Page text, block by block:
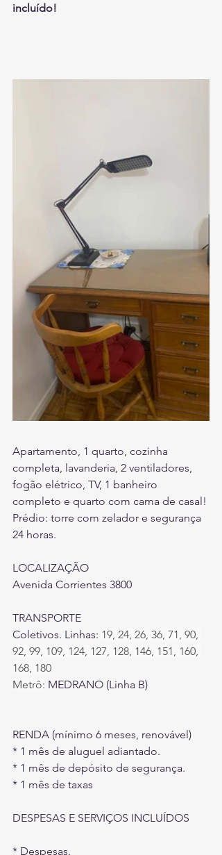
incluído!
Apartamento, 1 quarto, cozinha
completa, lavanderia, 2 ventiladores,
fogão elétrico, TV, 1 banheiro
completo e quarto com cama de casal!
Prédio: torre com zelador e segurança
24 horas.
LOCALIZAÇÃO
Avenida Corrientes 3800
TRANSPORTE
Coletivos. Linhas: 19, 24, 26, 36, 71, 90,
92, 99, 109, 124, 127, 128, 146, 151, 160,
168, 180
Metrô: MEDRANO (Linha B)
RENDA (mínimo 6 meses, renovável)
* 1 mês de aluguel adiantado.
* 1 mês de depósito de segurança.
* 1 mês de taxas
DESPESAS E SERVIÇOS INCLUÍDOS
* Despesas.